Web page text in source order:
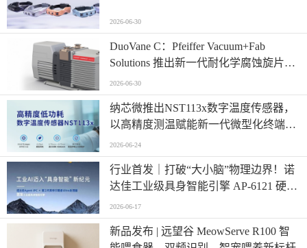
2026-06-30
​DuoVane C：Pfeiffer Vacuum+Fab
Solutions 推出新一代耐化学腐蚀旋片真
空泵
2026-06-30
纳芯微推出NST113x数字温度传感器，
以高精度测温赋能新一代微型化终端设
计
2026-06-24
行业首发｜打破“大小脑”物理边界！诺
达佳工业级具身智能引擎 AP-6121 硬核
登场
2026-06-17
新品发布 | 远望谷 MeowServe R100 智